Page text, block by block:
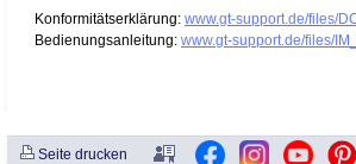
Konformitätserklärung: www.gt-support.de/files/
Bedienungsanleitung: www.gt-support.de/files/
Seite drucken